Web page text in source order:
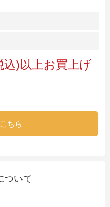
込)以上お買上げ
ちら
ついて